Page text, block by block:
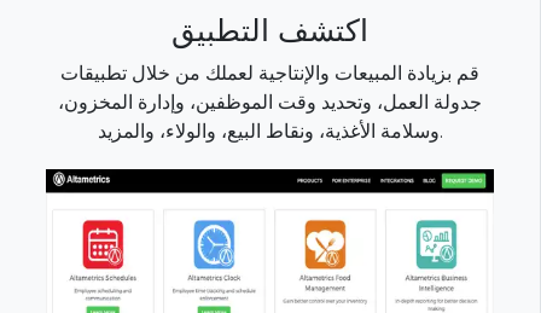
اكتشف التطبيق
قم بزيادة المبيعات والإنتاجية لعملك من خلال تطبيقات
جدولة العمل، وتحديد وقت الموظفين، وإدارة المخزون،
وسلامة الأغذية، ونقاط البيع، والولاء، والمزيد.